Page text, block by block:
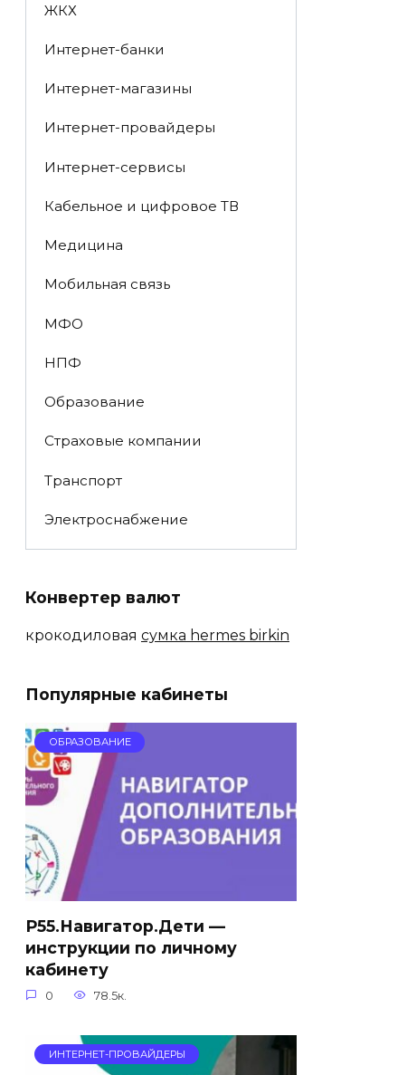
ЖКХ
Интернет-банки
Интернет-магазины
Интернет-провайдеры
Интернет-сервисы
Кабельное и цифровое ТВ
Медицина
Мобильная связь
МФО
НПФ
Образование
Страховые компании
Транспорт
Электроснабжение
Конвертер валют
крокодиловая сумка hermes birkin
Популярные кабинеты
ОБРАЗОВАНИЕ
Р55.Навигатор.Дети —
инструкции по личному
кабинету
0 78.5к.
ИНТЕРНЕТ-ПРОВАЙДЕРЫ